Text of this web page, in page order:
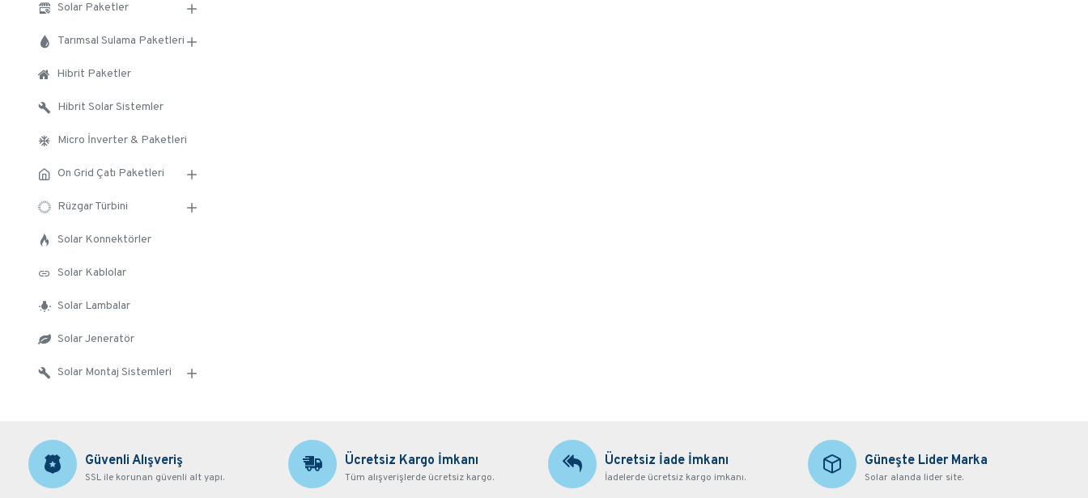
Solar Paketler
Tarımsal Sulama Paketleri
Hibrit Paketler
Hibrit Solar Sistemler
Micro İnverter & Paketleri
On Grid Çatı Paketleri
Rüzgar Türbini
Solar Konnektörler
Solar Kablolar
Solar Lambalar
Solar Jeneratör
Solar Montaj Sistemleri
Güvenli Alışveriş
SSL ile korunan güvenli alt yapı.
Ücretsiz Kargo İmkanı
Tüm alışverişlerde ücretsiz kargo.
Ücretsiz İade İmkanı
İadelerde ücretsiz kargo imkanı.
Güneşte Lider Marka
Solar alanda lider site.